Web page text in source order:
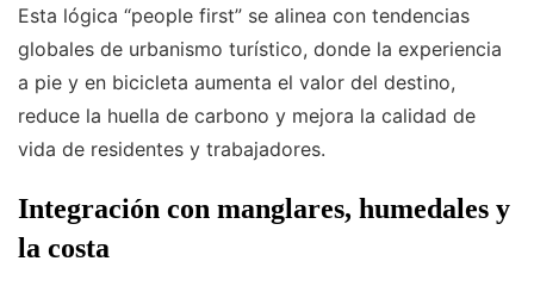
Esta lógica “people first” se alinea con tendencias
globales de urbanismo turístico, donde la experiencia
a pie y en bicicleta aumenta el valor del destino,
reduce la huella de carbono y mejora la calidad de
vida de residentes y trabajadores.
Integración con manglares, humedales y
la costa